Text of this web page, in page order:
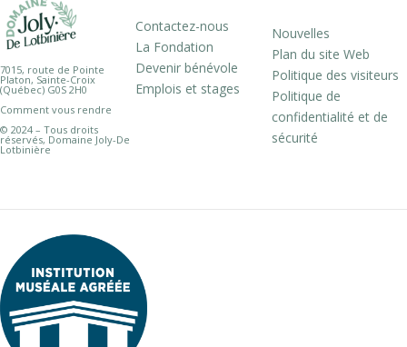
7015, route de Pointe
Platon, Sainte-Croix
(Québec) G0S 2H0
Comment vous rendre
© 2024 – Tous droits
réservés, Domaine Joly-De
Lotbinière
Contactez-nous
La Fondation
Devenir bénévole
Emplois et stages
Nouvelles
Plan du site Web
Politique des visiteurs
Politique de
confidentialité et de
sécurité